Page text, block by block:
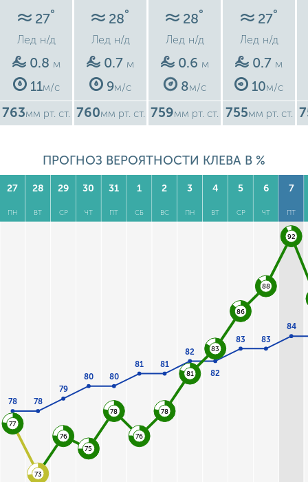
27°
Лед н/д
0.8 м
11м/с
763мм рт. ст.
28°
Лед н/д
0.7 м
9м/с
760мм рт. ст.
28°
Лед н/д
0.6 м
8м/с
759мм рт. ст.
27°
Лед н/д
0.7 м
10м/с
755мм рт. ст.
ПРОГНОЗ ВЕРОЯТНОСТИ КЛЕВА В %
27
ПН
28
ВТ
29
СР
30
ЧТ
31
ПТ
1
СБ
2
ВС
3
ПН
4
ВТ
5
СР
6
ЧТ
7
ПТ
78 78
79
80 80
81 81
82
82
83 83
84
77
73
76
75
78
76
78
81
83
86
88
92